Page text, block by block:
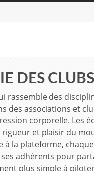
DES CLUBS
rassemble des
des associations et
corporelle. Les
et plaisir du
à la plateforme,
adhérents pour
plus simple à